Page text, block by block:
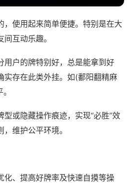
使用起来简单便捷。特别是在大
互动乐趣。
用户的牌特别好，总是能拿到好
实存在此类外挂。如(鄱阳翻精麻
或隐藏操作痕迹，实现“必胜”效
维护公平环境。
化、提高好牌率及快速自摸等操